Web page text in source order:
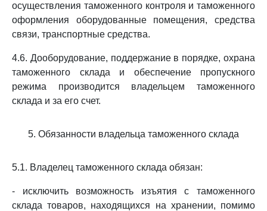
осуществления таможенного контроля и таможенного
оформления оборудованные помещения, средства
связи, транспортные средства.
4.6. Дооборудование, поддержание в порядке, охрана
таможенного склада и обеспечение пропускного
режима производится владельцем таможенного
склада и за его счет.
5. Обязанности владельца таможенного склада
5.1. Владелец таможенного склада обязан:
- исключить возможность изъятия с таможенного
склада товаров, находящихся на хранении, помимо